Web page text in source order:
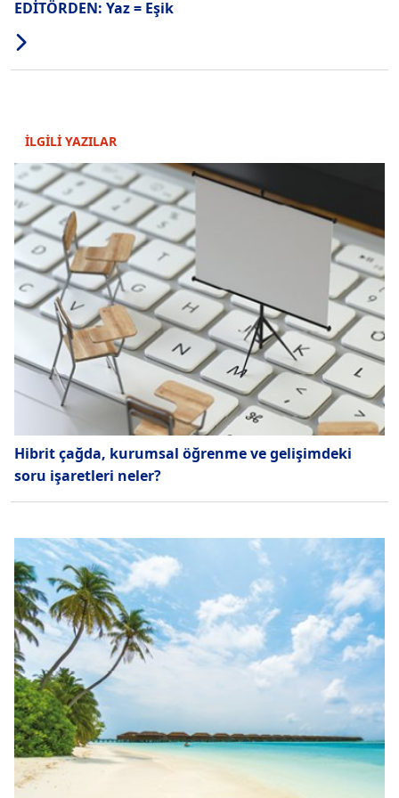
EDİTÖRDEN: Yaz = Eşik
İLGİLİ YAZILAR
Hibrit çağda, kurumsal öğrenme ve gelişimdeki
soru işaretleri neler?